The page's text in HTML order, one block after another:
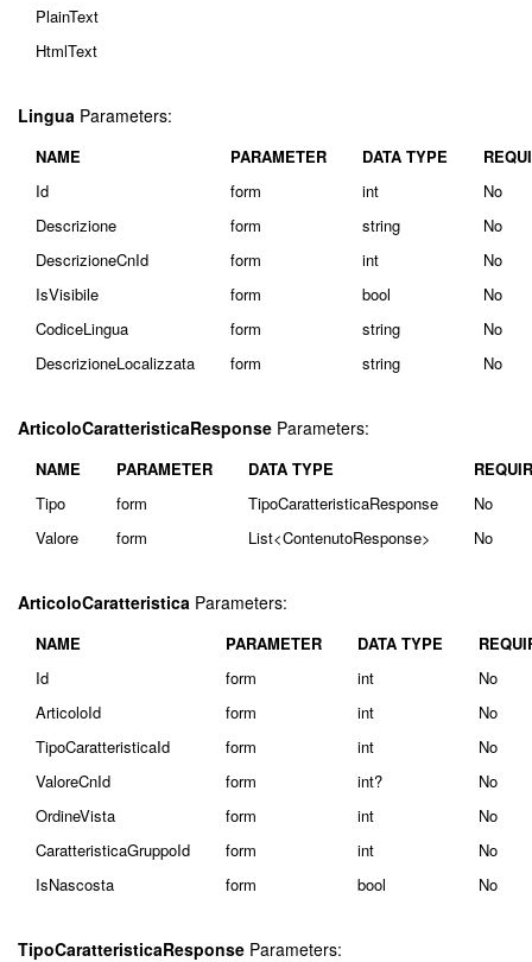
PlainText
HtmlText
Lingua Parameters:
NAME PARAMETER DATA TYPE
Id
form int
No
Descrizione
form string
No
DescrizioneCnId
form int
No
IsVisibile
form bool
No
CodiceLingua
form string
No
DescrizioneLocalizzata
form string No
ArticoloCaratteristicaResponse Parameters:
NAME PARAMETER DATA TYPE
Tipo
form TipoCaratteristicaResponse
No
Valore
form List<ContenutoResponse> No
ArticoloCaratteristica Parameters:
NAME PARAMETER DATA TYPE
Id
form int
No
ArticoloId
form int
No
TipoCaratteristicaId
form int
No
ValoreCnId
form int?
No
OrdineVista
form int
No
CaratteristicaGruppoId
form int
No
IsNascosta
form bool No
TipoCaratteristicaResponse Parameters: